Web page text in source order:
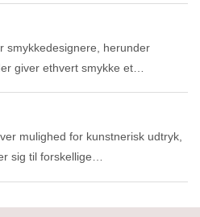
smykkedesignere, herunder
giver ethvert smykke et
mulighed for kunstnerisk udtryk,
sig til forskellige